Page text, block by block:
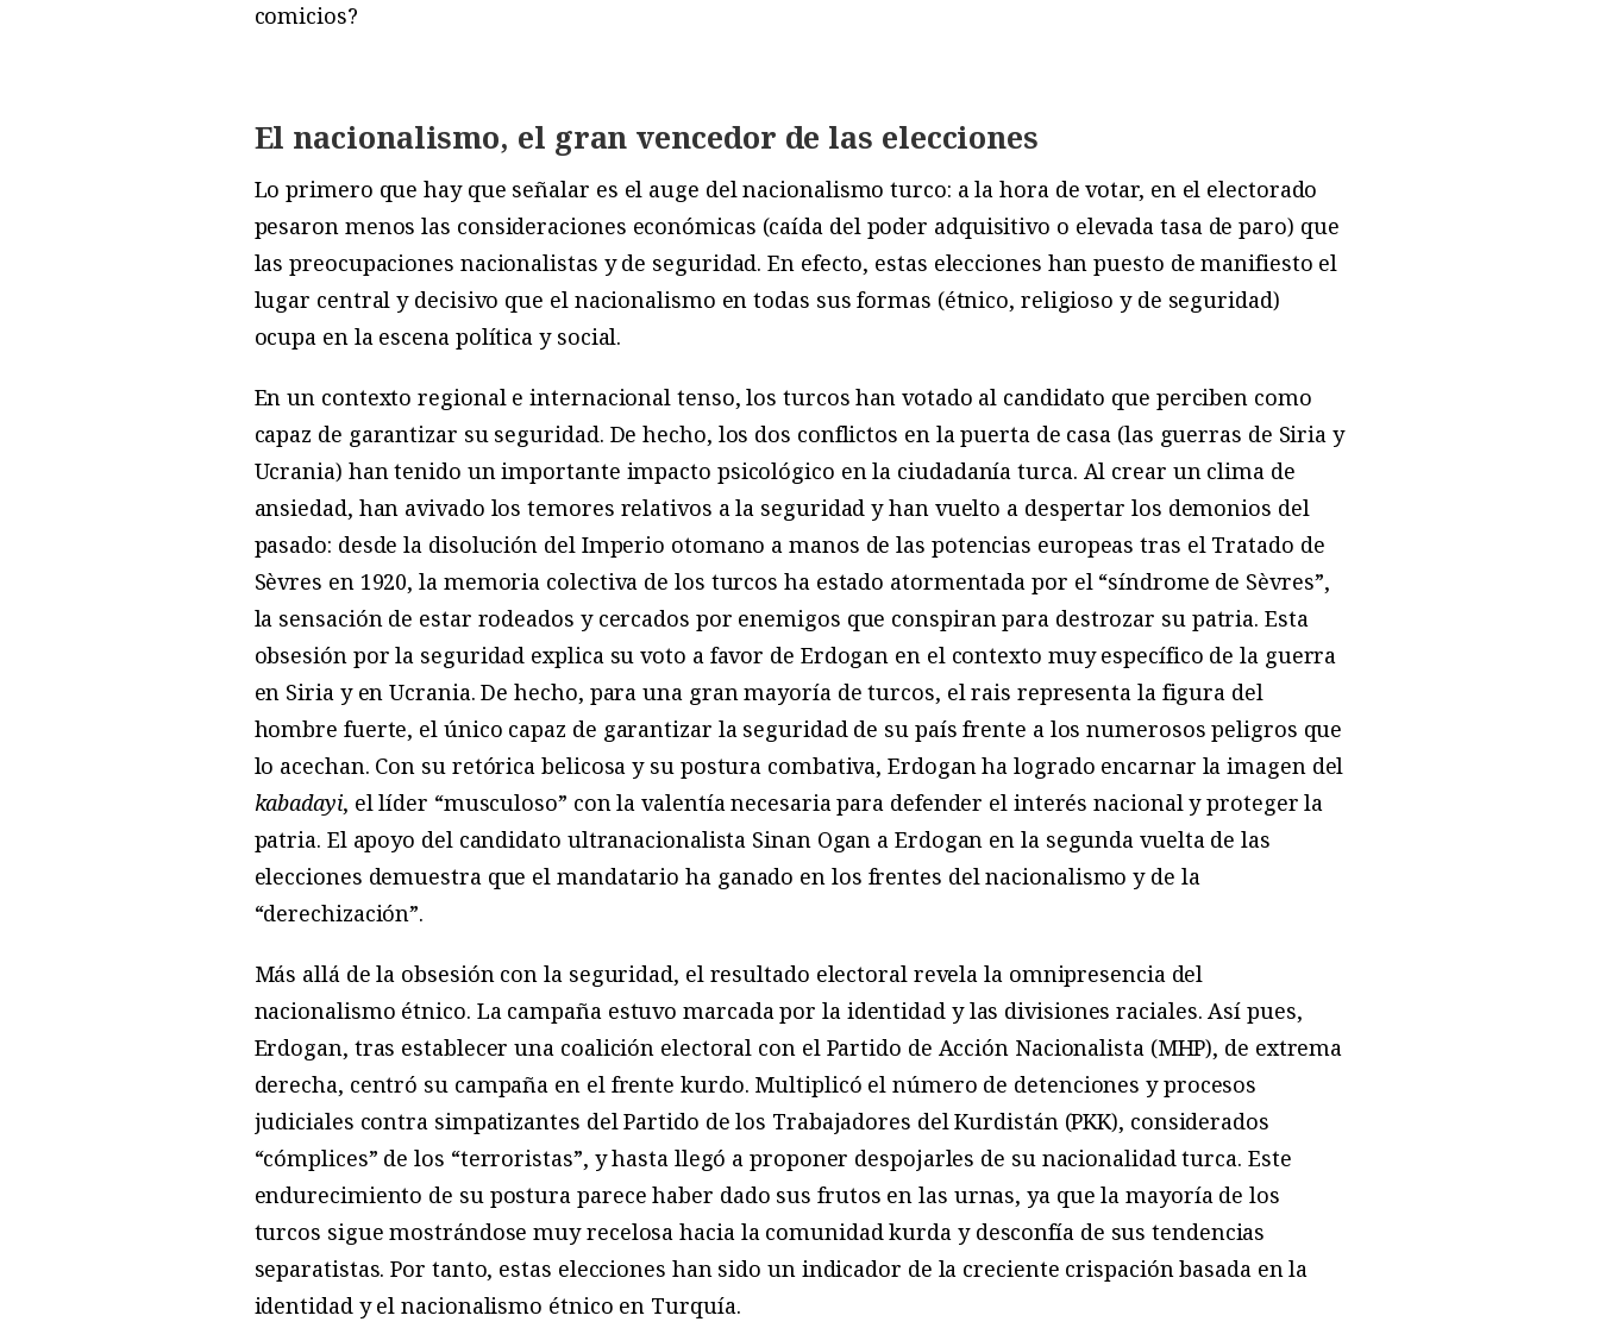
comicios?
El nacionalismo, el gran vencedor de las elecciones
Lo primero que hay que señalar es el auge del nacionalismo turco: a la hora de votar, en el electorado
pesaron menos las consideraciones económicas (caída del poder adquisitivo o elevada tasa de paro) que
las preocupaciones nacionalistas y de seguridad. En efecto, estas elecciones han puesto de manifiesto el
lugar central y decisivo que el nacionalismo en todas sus formas (étnico, religioso y de seguridad)
ocupa en la escena política y social.
En un contexto regional e internacional tenso, los turcos han votado al candidato que perciben como
capaz de garantizar su seguridad. De hecho, los dos conflictos en la puerta de casa (las guerras de Siria y
Ucrania) han tenido un importante impacto psicológico en la ciudadanía turca. Al crear un clima de
ansiedad, han avivado los temores relativos a la seguridad y han vuelto a despertar los demonios del
pasado: desde la disolución del Imperio otomano a manos de las potencias europeas tras el Tratado de
Sèvres en 1920, la memoria colectiva de los turcos ha estado atormentada por el “síndrome de Sèvres”,
la sensación de estar rodeados y cercados por enemigos que conspiran para destrozar su patria. Esta
obsesión por la seguridad explica su voto a favor de Erdogan en el contexto muy específico de la guerra
en Siria y en Ucrania. De hecho, para una gran mayoría de turcos, el rais representa la figura del
hombre fuerte, el único capaz de garantizar la seguridad de su país frente a los numerosos peligros que
lo acechan. Con su retórica belicosa y su postura combativa, Erdogan ha logrado encarnar la imagen del
kabadayi, el líder “musculoso” con la valentía necesaria para defender el interés nacional y proteger la
patria. El apoyo del candidato ultranacionalista Sinan Ogan a Erdogan en la segunda vuelta de las
elecciones demuestra que el mandatario ha ganado en los frentes del nacionalismo y de la
“derechización”.
Más allá de la obsesión con la seguridad, el resultado electoral revela la omnipresencia del
nacionalismo étnico. La campaña estuvo marcada por la identidad y las divisiones raciales. Así pues,
Erdogan, tras establecer una coalición electoral con el Partido de Acción Nacionalista (MHP), de extrema
derecha, centró su campaña en el frente kurdo. Multiplicó el número de detenciones y procesos
judiciales contra simpatizantes del Partido de los Trabajadores del Kurdistán (PKK), considerados
“cómplices” de los “terroristas”, y hasta llegó a proponer despojarles de su nacionalidad turca. Este
endurecimiento de su postura parece haber dado sus frutos en las urnas, ya que la mayoría de los
turcos sigue mostrándose muy recelosa hacia la comunidad kurda y desconfía de sus tendencias
separatistas. Por tanto, estas elecciones han sido un indicador de la creciente crispación basada en la
identidad y el nacionalismo étnico en Turquía.